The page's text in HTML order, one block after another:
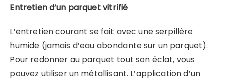
Entretien d’un parquet vitrifié
L’entretien courant se fait avec une serpillère
humide (jamais d’eau abondante sur un parquet).
Pour redonner au parquet tout son éclat, vous
pouvez utiliser un métallisant. L’application d’un